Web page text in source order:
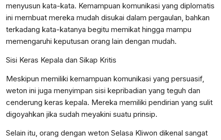
menyusun kata-kata. Kemampuan komunikasi yang diplomatis
ini membuat mereka mudah disukai dalam pergaulan, bahkan
terkadang kata-katanya begitu memikat hingga mampu
memengaruhi keputusan orang lain dengan mudah.
Sisi Keras Kepala dan Sikap Kritis
Meskipun memiliki kemampuan komunikasi yang persuasif,
weton ini juga menyimpan sisi kepribadian yang teguh dan
cenderung keras kepala. Mereka memiliki pendirian yang sulit
digoyahkan jika sudah meyakini suatu prinsip.
Selain itu, orang dengan weton Selasa Kliwon dikenal sangat